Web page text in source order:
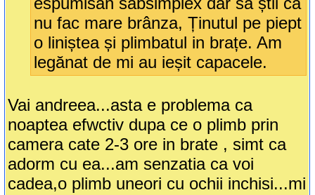
nu fac mare brânza, Ținutul pe piept
o liniștea și plimbatul in brațe. Am
legănat de mi au ieșit capacele.
Vai andreea...asta e problema ca
noaptea efwctiv dupa ce o plimb prin
camera cate 2-3 ore in brate , simt ca
adorm cu ea...am senzatia ca voi
cadea,o plimb uneori cu ochii inchisi...mi